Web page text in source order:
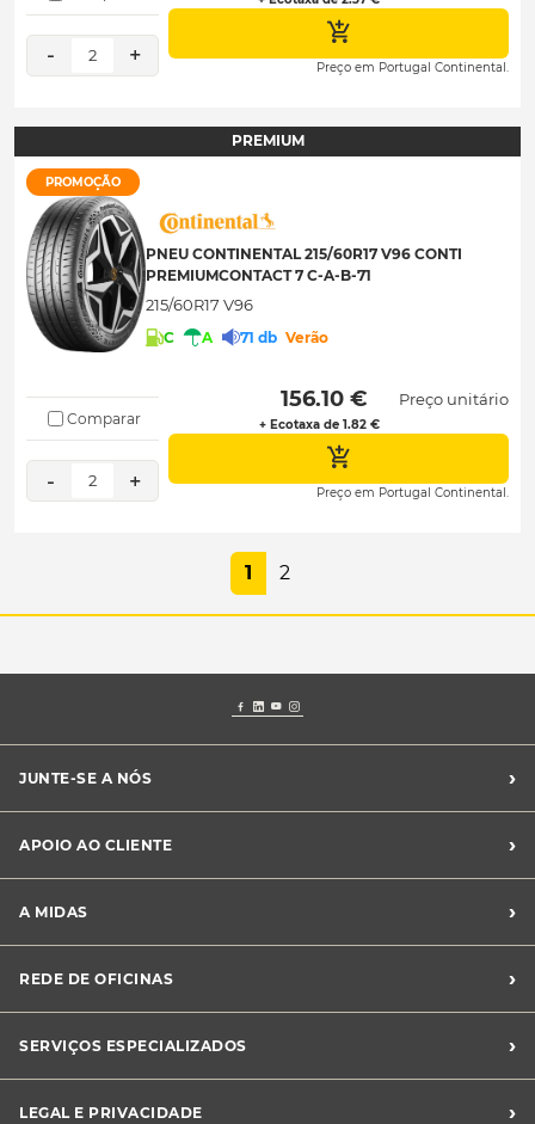
- 2 + Preço em Portugal Continental.
PREMIUM
PROMOÇÃO
PNEU CONTINENTAL 215/60R17 V96 CONTI
PREMIUMCONTACT 7 C-A-B-71
215/60R17 V96
C A 71 db Verão
Comparar
- 2 +
156.10 €
+ Ecotaxa de 1.82 €
Preço unitário
Preço em Portugal Continental.
1 2
JUNTE-SE A NÓS ›
Franchising Midas
APOIO AO CLIENTE ›
Livro de Reclamações
Canal de Denúncias
Perguntas Frequentes
A MIDAS ›
Sustentabilidade
Notícias Midas
REDE DE OFICINAS ›
SERVIÇOS ESPECIALIZADOS
›
LEGAL E PRIVACIDADE
›